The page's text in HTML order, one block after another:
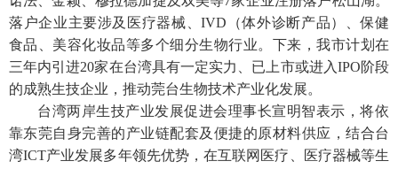
落户企业主要涉及医疗器械、IVD（体外诊断产品）、保健
食品、美容化妆品等多个细分生物行业。下来，我市计划在
三年内引进20家在台湾具有一定实力、已上市或进入IPO阶段
的成熟生技企业，推动莞台生物技术产业化发展。
台湾两岸生技产业发展促进会理事长宣明智表示，将依
靠东莞自身完善的产业链配套及便捷的原材料供应，结合台
湾ICT产业发展多年领先优势，在互联网医疗、医疗器械等生